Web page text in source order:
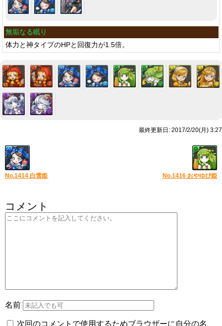
無垢なる眠り
体力と神タイプのHPと回復力が1.5倍。
最終更新日: 2017/2/20(月) 3:27
No.1414 白雪姫 No.1416 おやゆび姫
コメント
名前
次回のコメントで使用するためブラウザーに自分の名